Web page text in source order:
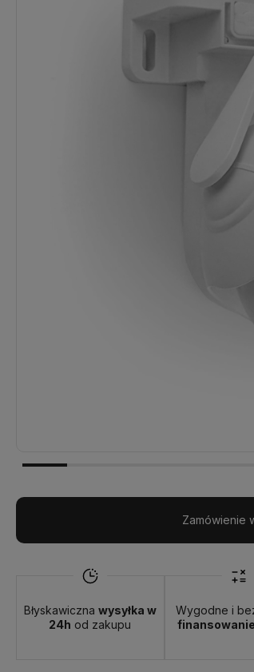
Zamówienie
Błyskawiczna wysyłka w
24h od zakupu
Wygodne i